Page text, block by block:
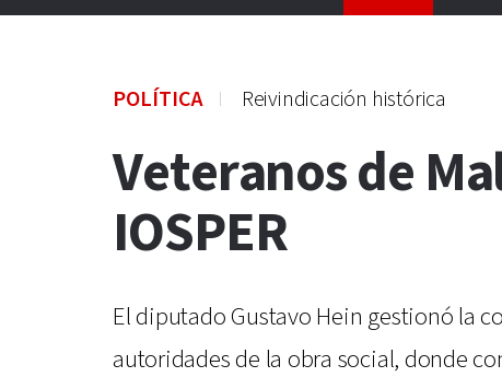
POLÍTICA Reivindicación histórica
Veteranos de
IOSPER
El diputado Gustavo Hein gestionó la
autoridades de la obra social, donde